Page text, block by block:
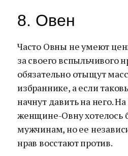
8. Овен
Часто Овны не умеют
за своего вспыльчивого
обязательно отыщут
избраннике, а если
начнут давить на него.
женщине-Овну хотелось
мужчинам, но ее
нрав восстают против.